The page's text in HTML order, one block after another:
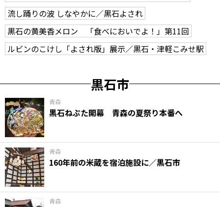
流し踊りの波 しなやかに／黒石よされ
黒石の黄美香メロン 「食べにおいでよ！」第11回
ルビンのこけし「よされ版」展示／黒石・津軽こみせ駅
黒石市
青森
黒石ねぷた開幕 青森の夏祭り本番へ
青森
160年前の米蔵を宿泊施設に／黒石市
青森